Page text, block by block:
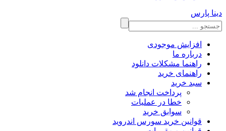
دینا پارس
افزایش موجودی
درباره ما
راهنما مشکلات دانلود
راهنمای خرید
سبد خرید
پرداخت انجام شد
خطا در عملیات
سوابق خرید
قوانین خرید سورس اندروید